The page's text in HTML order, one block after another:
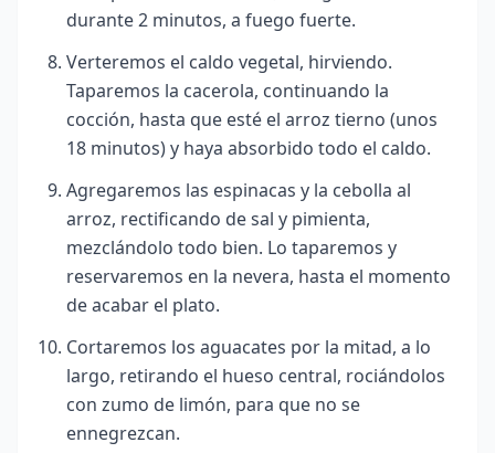
durante 2 minutos, a fuego fuerte.
Verteremos el caldo vegetal, hirviendo.
Taparemos la cacerola, continuando la
cocción, hasta que esté el arroz tierno (unos
18 minutos) y haya absorbido todo el caldo.
Agregaremos las espinacas y la cebolla al
arroz, rectificando de sal y pimienta,
mezclándolo todo bien. Lo taparemos y
reservaremos en la nevera, hasta el momento
de acabar el plato.
Cortaremos los aguacates por la mitad, a lo
largo, retirando el hueso central, rociándolos
con zumo de limón, para que no se
ennegrezcan.